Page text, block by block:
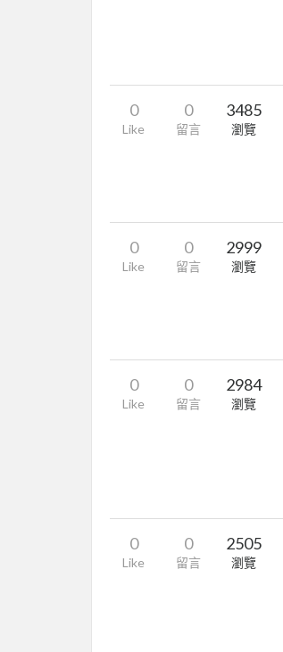
0
Like
0
留言
3485
瀏覽
0
Like
0
留言
2999
瀏覽
0
Like
0
留言
2984
瀏覽
0
Like
0
留言
2505
瀏覽